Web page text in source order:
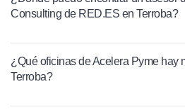
Consulting de RED.ES en Terroba?
¿Qué oficinas de Acelera Pyme hay
Terroba?